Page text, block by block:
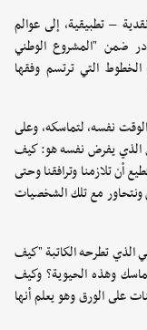
– تطبيقية، إلى عوالم
ضمن "المشروع الوطني
التي ترتسم وفقها
نفسه، لتماسكه، وعلى
الذي يفرض نفسه هو: كيف
أن تلازمنا وترافقنا وحتى
ونتحاور مع تلك الشخصيات
الذي تطرحه الكاتبة "كيف
وهذه الحيوية؟ وكيف
على الورق وهو يعلم أنها